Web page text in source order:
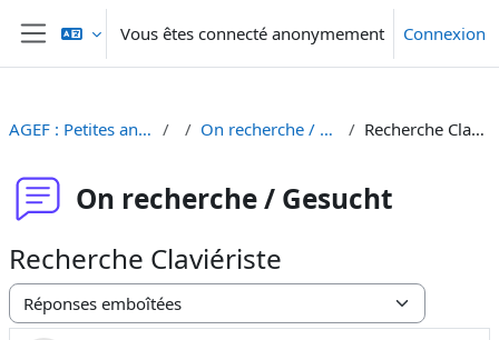
Passer au contenu principal
Panneau latéral
Vous êtes connecté anonymement Connexion
AGEF : Petites annonces On recherche / Gesucht Recherche Claviériste
On recherche / Gesucht
Recherche Claviériste
Type d’affichage